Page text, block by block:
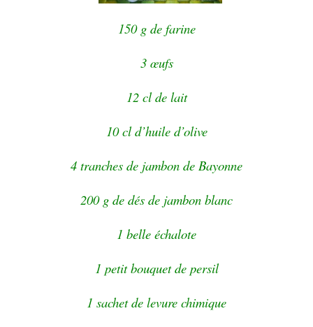
150 g de farine
3 œufs
12 cl de lait
10 cl d’huile d’olive
4 tranches de jambon de Bayonne
200 g de dés de jambon blanc
1 belle échalote
1 petit bouquet de persil
1 sachet de levure chimique